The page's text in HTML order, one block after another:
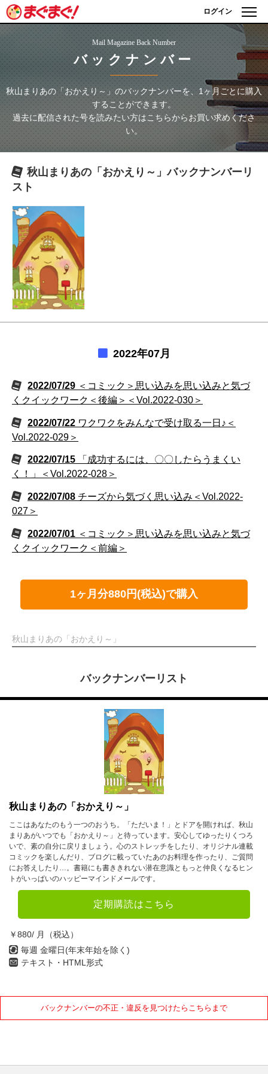
ログイン
Mail Magazine Back Number
バックナンバー
秋山まりあの「おかえり～」 のバックナンバーを、1ヶ月ごとに購入
することができます。
過去に配信された号を読みたい方はこちらからお買い求めくださ
い。
秋山まりあの「おかえり～」バックナンバーリ
スト
2022年07月
2022/07/29 ＜コミック＞思い込みを思い込みと気づ
くクイックワーク＜後編＞＜Vol.2022-030＞
2022/07/22 ワクワクをみんなで受け取る一日♪＜
Vol.2022-029＞
2022/07/15
「成功するには、〇〇したらうまくい
く！」＜Vol.2022-028＞
2022/07/08 チーズから気づく思い込み＜Vol.2022-
027＞
2022/07/01 ＜コミック＞思い込みを思い込みと気づ
くクイックワーク＜前編＞
1ヶ月分880円(税込)で購入
秋山まりあの「おかえり～」
バックナンバーリスト
秋山まりあの「おかえり～」
ここはあなたのもう一つのおうち。「ただいま！」とドアを開ければ、秋山
まりあがいつでも「おかえり～」と待っています。安心してゆったりくつろ
いで、素の自分に戻リましょう。心のストレッチをしたり、オリジナル連載
コミックを楽しんだり、ブログに載っていたあのお料理を作ったり、ご質問
にお答えしたり…。書籍にも書ききれない潜在意識ともっと仲良くなるヒン
トがいっぱいのハッピーマインドメールです。
定期購読はこちら
￥880/ 月（税込）
毎週 金曜日(年末年始を除く)
テキスト・HTML形式
バックナンバーの不正・違反を見つけたらこちらまで